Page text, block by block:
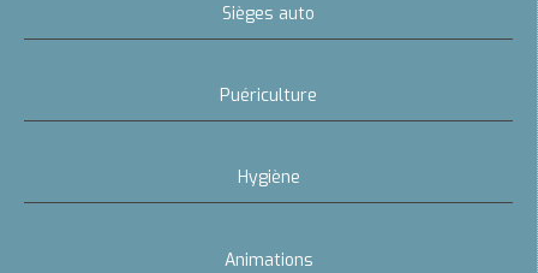
Sièges auto
Puériculture
Hygiène
Animations